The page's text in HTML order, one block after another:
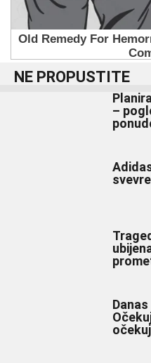
NE PROPUSTITE
–